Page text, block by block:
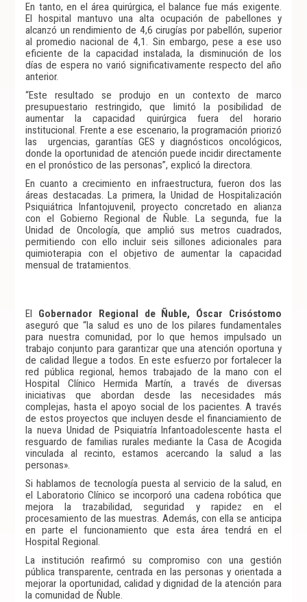
En tanto, en el área quirúrgica, el balance fue más exigente.
El hospital mantuvo una alta ocupación de pabellones y
alcanzó un rendimiento de 4,6 cirugías por pabellón, superior
al promedio nacional de 4,1. Sin embargo, pese a ese uso
eficiente de la capacidad instalada, la disminución de los
días de espera no varió significativamente respecto del año
anterior.
“Este resultado se produjo en un contexto de marco
presupuestario restringido, que limitó la posibilidad de
aumentar la capacidad quirúrgica fuera del horario
institucional. Frente a ese escenario, la programación priorizó
las urgencias, garantías GES y diagnósticos oncológicos,
donde la oportunidad de atención puede incidir directamente
en el pronóstico de las personas”, explicó la directora.
En cuanto a crecimiento en infraestructura, fueron dos las
áreas destacadas. La primera, la Unidad de Hospitalización
Psiquiátrica Infantojuvenil, proyecto concretado en alianza
con el Gobierno Regional de Ñuble. La segunda, fue la
Unidad de Oncología, que amplió sus metros cuadrados,
permitiendo con ello incluir seis sillones adicionales para
quimioterapia con el objetivo de aumentar la capacidad
mensual de tratamientos.
El Gobernador Regional de Ñuble, Óscar Crisóstomo
aseguró que “la salud es uno de los pilares fundamentales
para nuestra comunidad, por lo que hemos impulsado un
trabajo conjunto para garantizar que una atención oportuna y
de calidad llegue a todos. En este esfuerzo por fortalecer la
red pública regional, hemos trabajado de la mano con el
Hospital Clínico Hermida Martín, a través de diversas
iniciativas que abordan desde las necesidades más
complejas, hasta el apoyo social de los pacientes. A través
de estos proyectos que incluyen desde el financiamiento de
la nueva Unidad de Psiquiatría Infantoadolescente hasta el
resguardo de familias rurales mediante la Casa de Acogida
vinculada al recinto, estamos acercando la salud a las
personas».
Si hablamos de tecnología puesta al servicio de la salud, en
el Laboratorio Clínico se incorporó una cadena robótica que
mejora la trazabilidad, seguridad y rapidez en el
procesamiento de las muestras. Además, con ella se anticipa
en parte el funcionamiento que esta área tendrá en el
Hospital Regional.
La institución reafirmó su compromiso con una gestión
pública transparente, centrada en las personas y orientada a
mejorar la oportunidad, calidad y dignidad de la atención para
la comunidad de Ñuble.